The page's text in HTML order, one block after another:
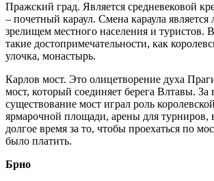
Пражский град. Является средневековой
– почетный караул. Смена караула
зрелищем местного населения и туристов.
такие достопримечательности, как
улочка, монастырь.
Карлов мост. Это олицетворение духа
мост, который соединяет берега Влтавы. За
существование мост играл роль
ярмарочной площади, арены для турниров,
долгое время за то, чтобы проехаться по
было платить.
Брно